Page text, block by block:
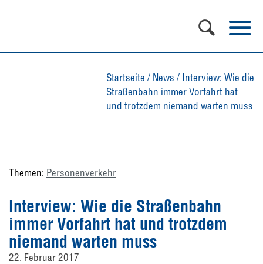
Startseite / News / Interview: Wie die
Straßenbahn immer Vorfahrt hat
und trotzdem niemand warten muss
Themen: Personenverkehr
Interview: Wie die Straßenbahn
immer Vorfahrt hat und trotzdem
niemand warten muss
22. Februar 2017